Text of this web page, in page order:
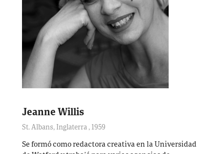
Jeanne Willis
St. Albans, Inglaterra , 1959
Se formó como redactora creativa en la Universidad